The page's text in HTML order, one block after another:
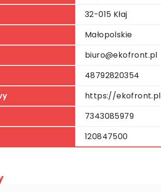
32-015 Kłaj
Małopolskie
biuro@ekofront.pl
48792820354
https://ekofront.pl
7343085979
120847500